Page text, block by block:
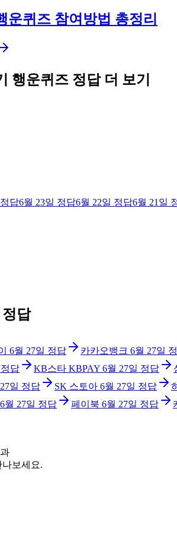
운퀴즈 참여방법 총정리
행운퀴즈 정답 더 보기
정답6월 23일 정답6월 22일 정답6월 21일
답
6월 27일 정답 카카오뱅크 6월 27일
정답 KB스타 KBPAY 6월 27일 정답
일 정답 SK 스토아 6월 27일 정답
6월 27일 정답 페이북 6월 27일 정답
보세요.